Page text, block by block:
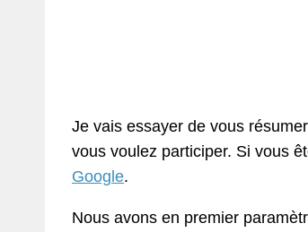
Je vais essayer de vous
vous voulez participer. Si vous
Google.
Nous avons en premier